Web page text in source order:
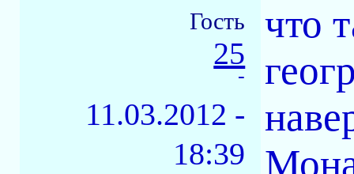
Гость
25
-
11.03.2012 -
18:39
что